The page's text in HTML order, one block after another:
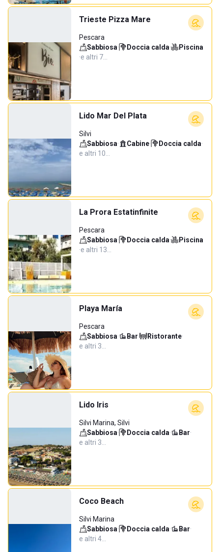
Trieste Pizza Mare
Pescara
Sabbiosa· Doccia calda·
Piscina
·e altri 7…
Lido Mar Del Plata
Silvi
Sabbiosa· Cabine· Doccia calda·
e altri 10…
La Prora Estatinfinite
Pescara
Sabbiosa· Doccia calda·
Piscina
·e altri 13…
Playa María
Pescara
Sabbiosa· Bar· Ristorante·
e altri 3…
Lido Iris
Silvi Marina, Silvi
Sabbiosa· Doccia calda· Bar·
e altri 3…
Coco Beach
Silvi Marina
Sabbiosa· Doccia calda· Bar·
e altri 4…